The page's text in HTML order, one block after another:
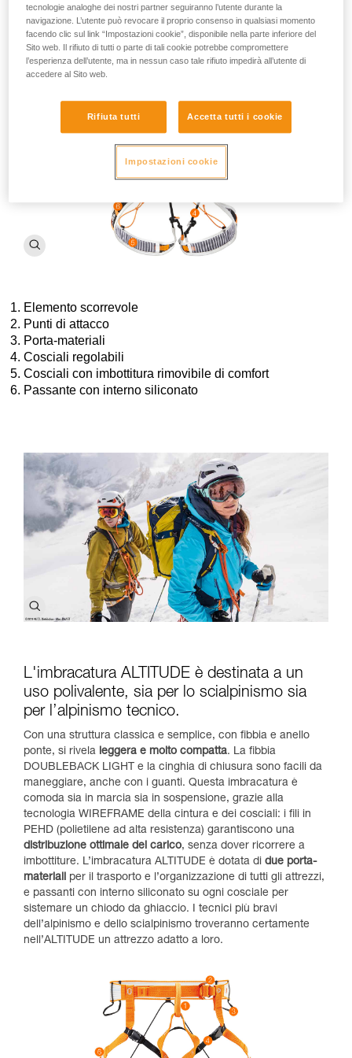
tecniche. La leggerezza non esclude affatto la robustezza.
L’imbracatura FLY dispone poi dipunti di attacco, fettucce e
porta-materiali rinforzatiin polietilene ad alta resistenza
(PEHD), per una maggiore tenuta all’abrasione e agli
sfregamenti. FLY è l’imbracatura definitiva per esperti di
Elemento scorrevole
Punti di attacco
Porta-materiali
Cosciali regolabili
Cosciali con imbottitura rimovibile di comfort
Passante con interno siliconato
L'imbracatura ALTITUDE è destinata a un
uso polivalente, sia per lo scialpinismo sia
per l’alpinismo tecnico.
Con una struttura classica e semplice, con fibbia e anello
ponte, si rivela leggera e molto compatta. La fibbia
DOUBLEBACK LIGHT e la cinghia di chiusura sono facili da
maneggiare, anche con i guanti. Questa imbracatura è
comoda sia in marcia sia in sospensione, grazie alla
tecnologia WIREFRAME della cintura e dei cosciali: i fili in
PEHD (polietilene ad alta resistenza) garantiscono una
distribuzione ottimale del carico, senza dover ricorrere a
imbottiture. L’imbracatura ALTITUDE è dotata di due porta-
materiali per il trasporto e l’organizzazione di tutti gli attrezzi,
e passanti con interno siliconato su ogni cosciale per
sistemare un chiodo da ghiaccio. I tecnici più bravi
dell’alpinismo e dello scialpinismo troveranno certamente
nell’ALTITUDE un attrezzo adatto a loro.
tecnologie analoghe dei nostri partner seguiranno l’utente durante la
navigazione. L’utente può revocare il proprio consenso in qualsiasi momento
facendo clic sul link “Impostazioni cookie”, disponibile nella parte inferiore del
Sito web. Il rifiuto di tutti o parte di tali cookie potrebbe compromettere
l’esperienza dell’utente, ma in nessun caso tale rifiuto impedirà all’utente di
accedere al Sito web.
Rifiuta tutti Accetta tutti i cookie
Impostazioni cookie